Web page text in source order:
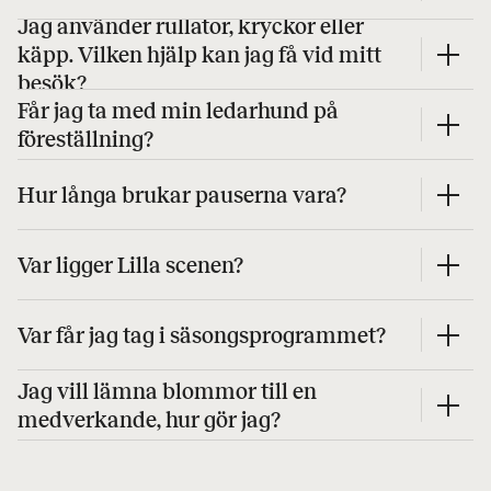
Jag använder rullator, kryckor eller
käpp. Vilken hjälp kan jag få vid mitt
besök?
Får jag ta med min ledarhund på
föreställning?
Hur långa brukar pauserna vara?
Var ligger Lilla scenen?
Var får jag tag i säsongsprogrammet?
Jag vill lämna blommor till en
medverkande, hur gör jag?